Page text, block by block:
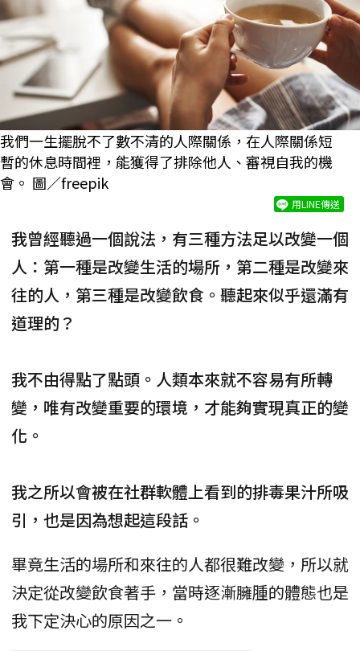
我們一生擺脫不了數不清的人際關係，在人際關係短
暫的休息時間裡，能獲得了排除他人、審視自我的機
會。 圖／freepik
用LINE傳送
我曾經聽過一個說法，有三種方法足以改變一個
人：第一種是改變生活的場所，第二種是改變來
往的人，第三種是改變飲食。聽起來似乎還滿有
道理的？
我不由得點了點頭。人類本來就不容易有所轉
變，唯有改變重要的環境，才能夠實現真正的變
化。
我之所以會被在社群軟體上看到的排毒果汁所吸
引，也是因為想起這段話。
畢竟生活的場所和來往的人都很難改變，所以就
決定從改變飲食著手，當時逐漸臃腫的體態也是
我下定決心的原因之一。